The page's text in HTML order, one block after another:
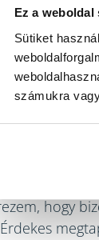
Ez a
Sütiket
számukra
látszik. Az
Abban
vagy attól,
egy
héttel a
hogy